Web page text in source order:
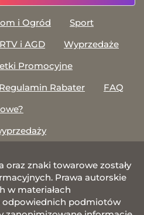
i Ogród
Sport
i AGD
Wyprzedaże
Promocyjne
Regulamin Rabater
FAQ
oraz znaki towarowe zostały
Prawa autorskie
w materiałach
odpowiednich podmiotów